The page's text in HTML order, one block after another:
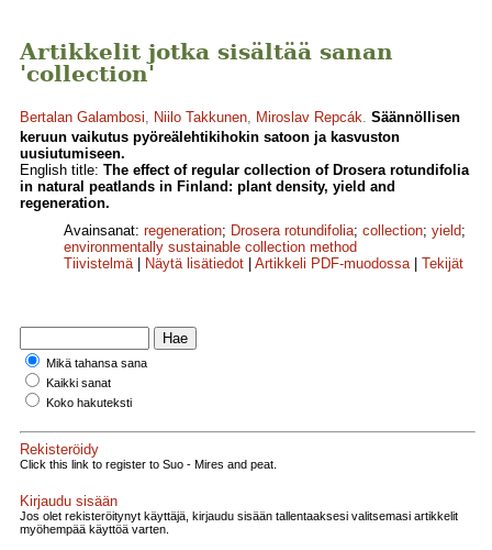
Artikkelit jotka sisältää sanan
'collection'
Bertalan Galambosi, Niilo Takkunen, Miroslav Repcák. Säännöllisen
keruun vaikutus pyöreälehtikihokin satoon ja kasvuston
uusiutumiseen.
English title: The effect of regular collection of Drosera rotundifolia
in natural peatlands in Finland: plant density, yield and
regeneration.
Avainsanat: regeneration; Drosera rotundifolia; collection; yield;
environmentally sustainable collection method
Tiivistelmä| Näytä lisätiedot Artikkeli PDF-muodossa| Tekijät
Mikä tahansa sana
Kaikki sanat
Koko hakuteksti
Rekisteröidy
Click this link to register to Suo - Mires and peat.
Kirjaudu sisään
Jos olet rekisteröitynyt käyttäjä, kirjaudu sisään tallentaaksesi valitsemasi artikkelit
myöhempää käyttöä varten.